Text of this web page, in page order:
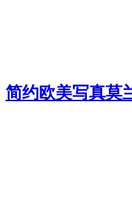
简约欧美写真莫